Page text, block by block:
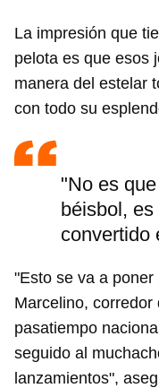
La impresión que
pelota es que esos
manera del estelar
con todo su
"No es
béisbol,
convertido
"Esto se va a
Marcelino, corredor
pasatiempo
seguido al
lanzamientos",